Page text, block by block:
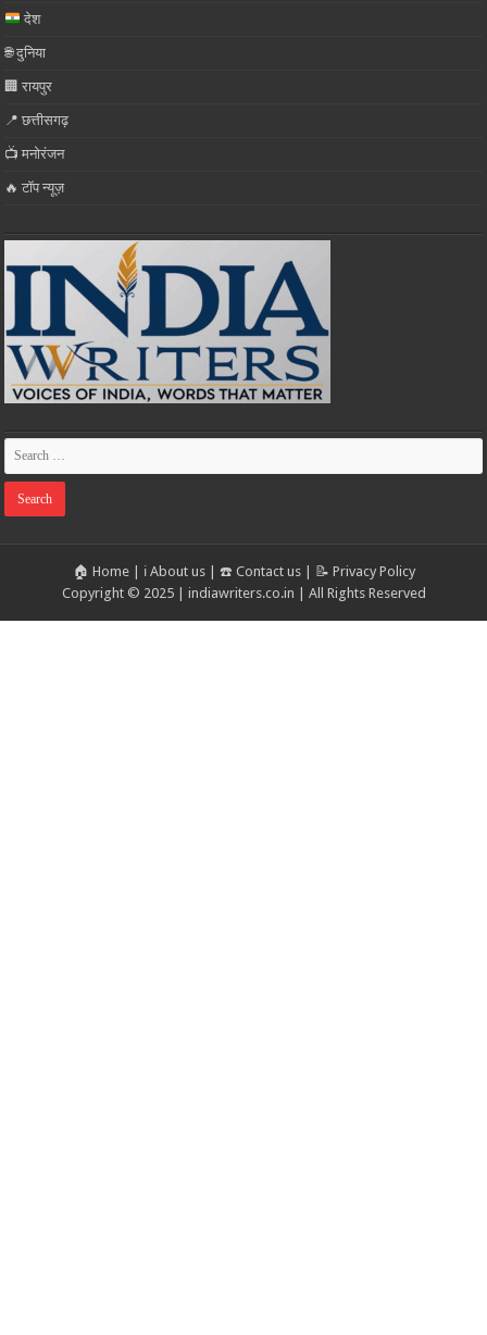
देश
🌐 दुनिया
🏢 रायपुर
📍 छत्तीसगढ़
📺 मनोरंजन
🔥 टॉप न्यूज़
🏠 Home| ℹ️ About us| ☎️ Contact us| 📝 Privacy Policy
Copyright © 2025 | indiawriters.co.in | All Rights Reserved